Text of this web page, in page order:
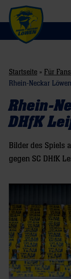
Startseite » Für Fans
Rhein-Neckar
Rhein-
DHfK
Bilder des Spiels
gegen SC DHfK